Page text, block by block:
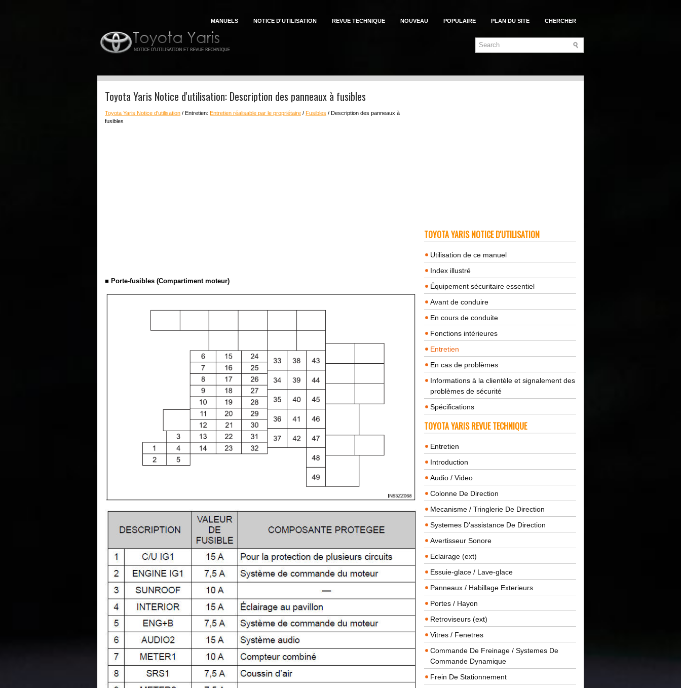
MANUELS NOTICE D'UTILISATION REVUE TECHNIQUE NOUVEAU POPULAIRE PLAN DU SITE CHERCHER
Toyota Yaris Notice d'utilisation: Description des panneaux à fusibles
Toyota Yaris Notice d'utilisation / Entretien: Entretien réalisable par le propriétaire / Fusibles / Description des panneaux à
fusibles
■ Porte-fusibles (Compartiment moteur)
TOYOTA YARIS NOTICE D'UTILISATION
Utilisation de ce manuel
Index illustré
Équipement sécuritaire essentiel
Avant de conduire
En cours de conduite
Fonctions intérieures
Entretien
En cas de problèmes
Informations à la clientèle et signalement des
problèmes de sécurité
Spécifications
TOYOTA YARIS REVUE TECHNIQUE
Entretien
Introduction
Audio / Video
Colonne De Direction
Mecanisme / Tringlerie De Direction
Systemes D'assistance De Direction
Avertisseur Sonore
Eclairage (ext)
Essuie-glace / Lave-glace
Panneaux / Habillage Exterieurs
Portes / Hayon
Retroviseurs (ext)
Vitres / Fenetres
Commande De Freinage / Systemes De
Commande Dynamique
Frein De Stationnement